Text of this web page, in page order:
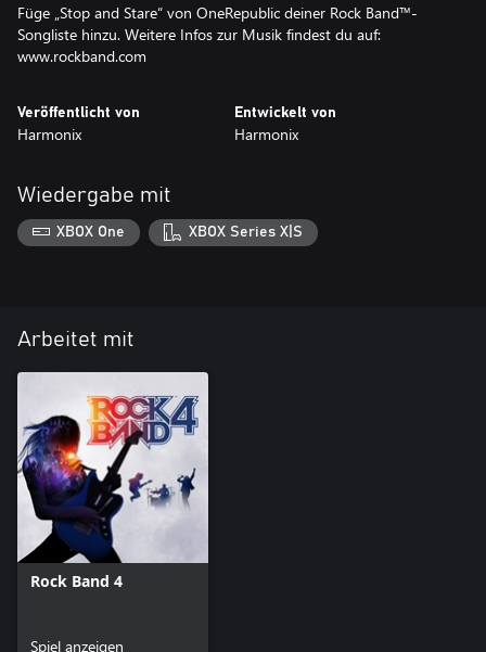
Füge „Stop and Stare“ von OneRepublic deiner Rock Band™-
Songliste hinzu. Weitere Infos zur Musik findest du auf:
www.rockband.com
Veröffentlicht von
Harmonix
Entwickelt von
Harmonix
Wiedergabe mit
XBOX One XBOX Series X|S
Arbeitet mit
Rock Band 4
Spiel anzeigen